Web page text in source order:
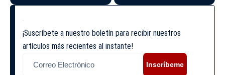
¡Suscríbete a nuestro boletín para recibir nuestros
artículos más recientes al instante!
Inscríbeme